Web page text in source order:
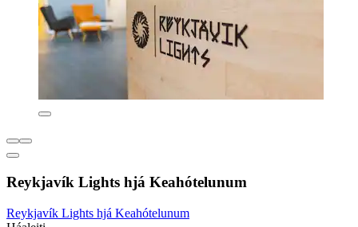
Reykjavík Lights hjá Keahótelunum
Reykjavík Lights hjá Keahótelunum